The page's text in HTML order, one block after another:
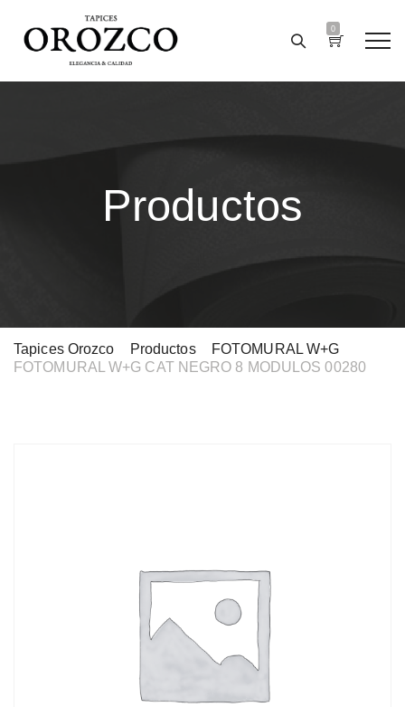
0
Productos
Tapices Orozco Productos> FOTOMURAL W+G
FOTOMURAL W+G CAT NEGRO 8 MODULOS 00280